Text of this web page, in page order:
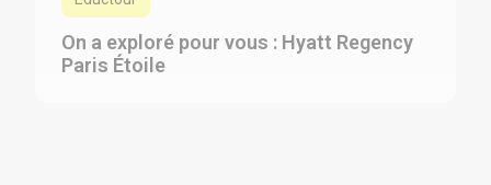
On a exploré pour vous : Hyatt Regency
Paris Étoile